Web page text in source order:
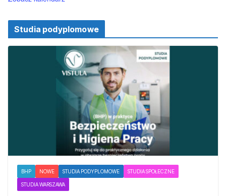
Studia podyplomowe
BHP NOWE STUDIA PODYPLOMOWE STUDIA SPOŁECZNE
STUDIA WARSZAWA